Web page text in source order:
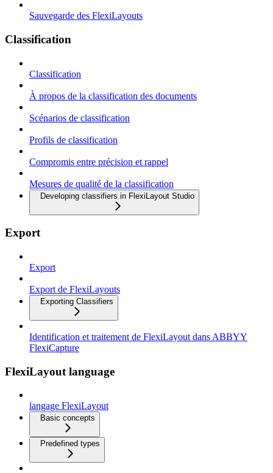
Sauvegarde des FlexiLayouts
Classification
Classification
À propos de la classification des documents
Scénarios de classification
Profils de classification
Compromis entre précision et rappel
Mesures de qualité de la classification
Developing classifiers in FlexiLayout Studio
Export
Export
Export de FlexiLayouts
Exporting Classifiers
Identification et traitement de FlexiLayout dans ABBYY
FlexiCapture
FlexiLayout language
langage FlexiLayout
Basic concepts
Predefined types